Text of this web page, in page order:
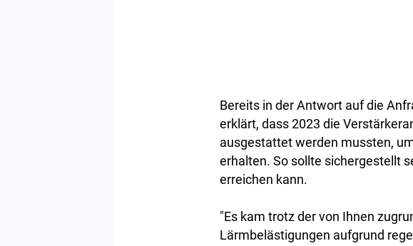
Bereits in der Antwort auf die
erklärt, dass 2023 die
ausgestattet werden mussten,
erhalten. So sollte sichergestellt
erreichen kann.
"Es kam trotz der von Ihnen
Lärmbelästigungen aufgrund